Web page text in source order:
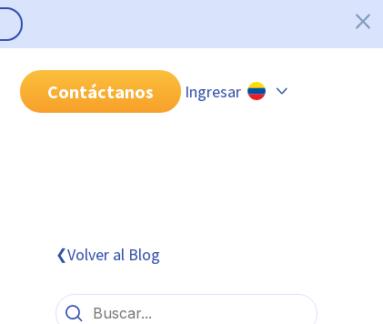
Contáctanos Ingresar
❮Volver al Blog